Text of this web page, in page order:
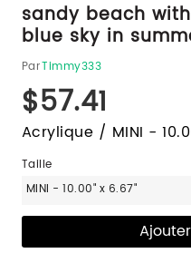
sandy beach
blue sky in
ParTimmy333
$57.41
Acrylique / MINI -
Taille
MINI - 10.00" x 6.67"